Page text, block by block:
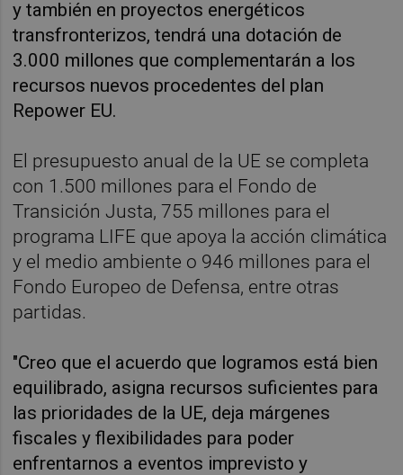
y también en proyectos energéticos
transfronterizos, tendrá una dotación de
3.000 millones que complementarán a los
recursos nuevos procedentes del plan
Repower EU.
El presupuesto anual de la UE se completa
con 1.500 millones para el Fondo de
Transición Justa, 755 millones para el
programa LIFE que apoya la acción climática
y el medio ambiente o 946 millones para el
Fondo Europeo de Defensa, entre otras
partidas.
"Creo que el acuerdo que logramos está bien
equilibrado, asigna recursos suficientes para
las prioridades de la UE, deja márgenes
fiscales y flexibilidades para poder
enfrentarnos a eventos imprevisto y